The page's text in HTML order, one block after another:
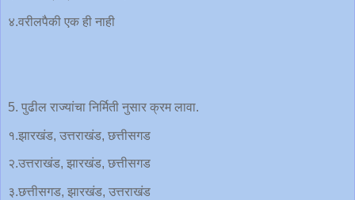
४.वरीलपैकी एक ही नाही
5. पुढील राज्यांचा निर्मिती नुसार क्रम लावा.
१.झारखंड, उत्तराखंड, छत्तीसगड
२.उत्तराखंड, झारखंड, छत्तीसगड
३.छत्तीसगड, झारखंड, उत्तराखंड